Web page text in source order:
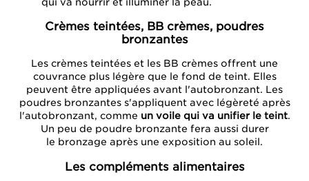
Crèmes teintées, BB crèmes, poudres
bronzantes
Les crèmes teintées et les BB crèmes offrent une
couvrance plus légère que le fond de teint. Elles
peuvent être appliquées avant l'autobronzant. Les
poudres bronzantes s'appliquent avec légèreté après
l'autobronzant, comme un voile qui va unifier le teint.
Un peu de poudre bronzante fera aussi durer
le bronzage après une exposition au soleil.
Les compléments alimentaires